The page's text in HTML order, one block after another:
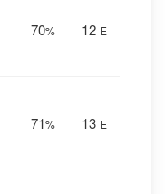
70% 12 E
71% 13 E